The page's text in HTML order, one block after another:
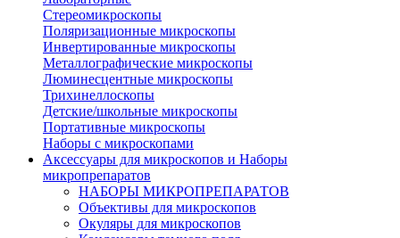
Стереомикроскопы
Поляризационные микроскопы
Инвертированные микроскопы
Металлографические микроскопы
Люминесцентные микроскопы
Трихинеллоскопы
Детские/школьные микроскопы
Портативные микроскопы
Наборы с микроскопами
Аксессуары для микроскопов и Наборы
микропрепаратов
НАБОРЫ МИКРОПРЕПАРАТОВ
Объективы для микроскопов
Окуляры для микроскопов